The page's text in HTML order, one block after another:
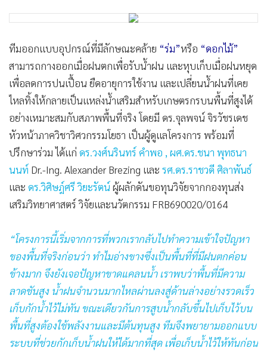
• SMEs
• อินโดจีน
• กองทุนรวม
• Celeb Online
• Factcheck
• ญี่ปุ่น
• News1
• Gotomanager
ทีมออกแบบอุปกรณ์ที่มีลักษณะคล้าย “ร่ม”หรือ “ดอกไม้”
สามารถกางออกเมื่อฝนตกเพื่อรับน้ำฝน และหุบเก็บเมื่อฝนหยุด
เพื่อลดการปนเปื้อน ยืดอายุการใช้งาน และเปลี่ยนน้ำฝนที่เคย
ไหลทิ้งให้กลายเป็นแหล่งน้ำเสริมสำหรับเกษตรกรบนพื้นที่สูงได้
อย่างเหมาะสมกับสภาพพื้นที่จริง โดยมี ดร.จุลพจน์ จิรวัชรเดช
หัวหน้าภาควิชาวิศวกรรมโยธา เป็นผู้ดูแลโครงการ พร้อมที่
ปรึกษาร่วม ได้แก่ ดร.วงศ์นรินทร์ คำพอ , ผศ.ดร.ชนา พุทธนา
นนท์ Dr.-Ing. Alexander Brezing และ รศ.ดร.ราชวดี ศิลาพันธ์
และ ดร.วิศิษฎ์ศรี วิยะรัตน์ ผู้ผลักดันขอทุนวิจัยจากกองทุนส่ง
เสริมวิทยาศาสตร์ วิจัยและนวัตกรรม FRB690020/0164
“โครงการนี้เริ่มจากการที่พวกเรากลับไปทำความเข้าใจปัญหา
ของพื้นที่จริงก่อนว่า ทำไมอ่างขางซึ่งเป็นพื้นที่ที่มีฝนตกค่อน
ข้างมาก จึงยังเจอปัญหาขาดแคลนน้ำ เราพบว่าพื้นที่มีความ
ลาดชันสูง น้ำฝนจำนวนมากไหลผ่านลงสู่ด้านล่างอย่างรวดเร็ว
เก็บกักน้ำไว้ไม่ทัน ขณะเดียวกันการสูบน้ำกลับขึ้นไปเก็บไว้บน
พื้นที่สูงต้องใช้พลังงานและมีต้นทุนสูง ทีมจึงพยายามออกแบบ
ระบบที่ช่วยกักเก็บน้ำฝนให้ได้มากที่สุด เพื่อเก็บน้ำไว้ให้ทันก่อน